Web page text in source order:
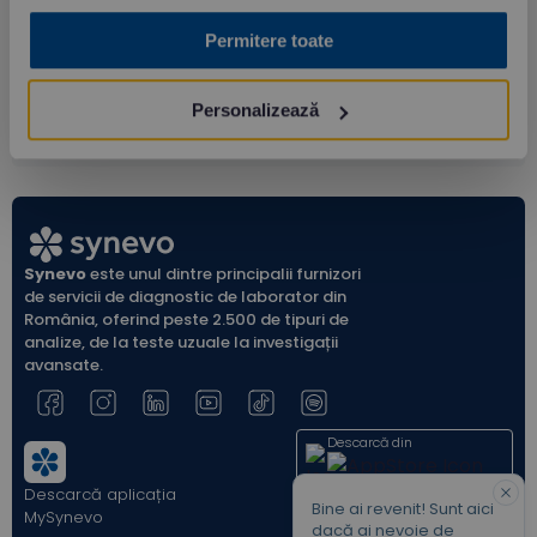
Permitere toate
Personalizează
Synevoeste unul dintre principalii furnizori
de servicii de diagnostic de laborator din
România, oferind peste 2.500 de tipuri de
analize, de la teste uzuale la investigații
avansate.
Descarcă aplicația
MySynevo
Descarcă din
Bine ai revenit! Sunt aici
dacă ai nevoie de